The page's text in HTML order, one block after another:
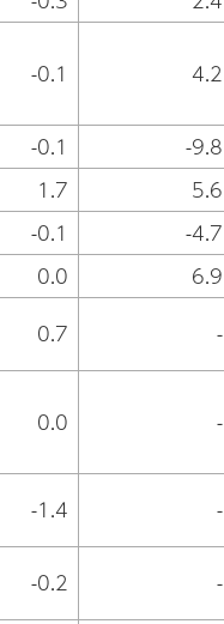
-0.1 4.2
-0.1 -9.8
1.7 5.6
-0.1 -4.7
0.0 6.9
0.7 -
0.0 -
-1.4 -
-0.2 -